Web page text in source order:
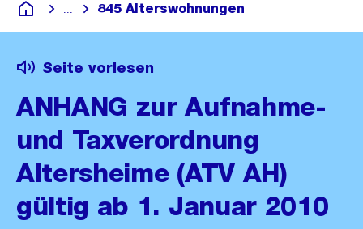
Deutsch
Blende alle Breadcrumbs ein
845 Alterswohnungen
Seite vorlesen
ANHANG zur Aufnahme-
und Taxverordnung
Altersheime (ATV AH)
gültig ab 1. Januar 2010